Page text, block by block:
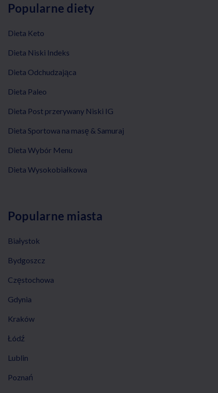
Popularne diety
Dieta Keto
Dieta Niski Indeks
Dieta Odchudzająca
Dieta Paleo
Dieta Post przerywany Niski IG
Dieta Sportowa na masę & Samuraj
Dieta Wybór Menu
Dieta Wysokobiałkowa
Popularne miasta
Białystok
Bydgoszcz
Częstochowa
Gdynia
Kraków
Łódź
Lublin
Poznań